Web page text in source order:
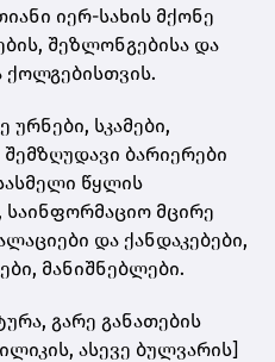
იერ-სახის მქონე
შეზლონგებისა და
ურნები, სკამები,
ბარიერები
წყლის
მცირე
და ქანდაკებები,
მანიშნებლები.
გარე განათების
ასევე ბულვარის]